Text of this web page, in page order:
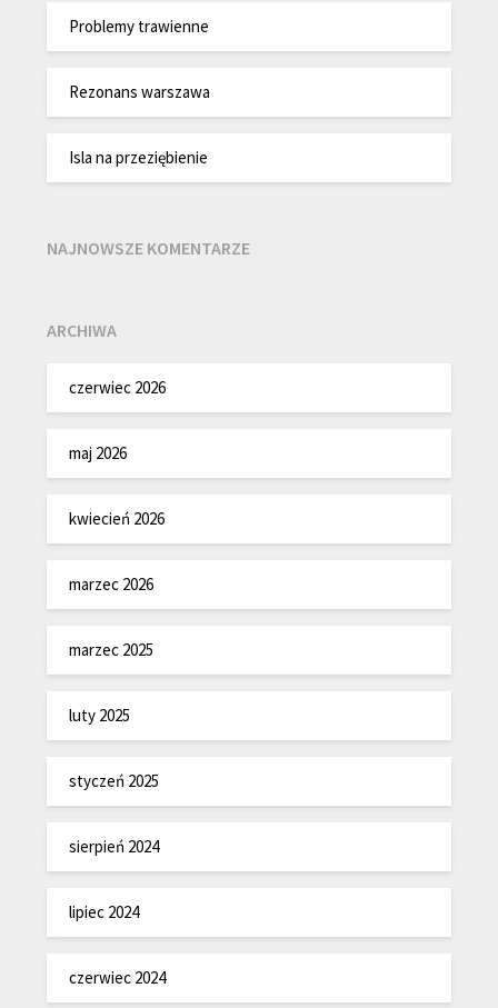
Problemy trawienne
Rezonans warszawa
Isla na przeziębienie
NAJNOWSZE KOMENTARZE
ARCHIWA
czerwiec 2026
maj 2026
kwiecień 2026
marzec 2026
marzec 2025
luty 2025
styczeń 2025
sierpień 2024
lipiec 2024
czerwiec 2024